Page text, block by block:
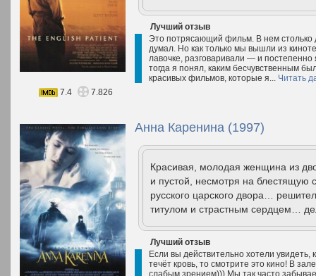
Лучший отзыв
Это потрясающий фильм. В нем столько
думал. Но как только мы вышли из
лавочке, разговаривали — и
тогда я понял, каким бесчувственным
красивых фильмов, которые я... Читать
7.4
7.826
Анна Каренина (1997)
Красивая, молодая женщина из
и пустой, несмотря на
русского царского двора…
титулом и страстным сердцем…
Лучший отзыв
Если вы действительно хотели увидеть,
течёт кровь, то смотрите это кино! В
слабым зрением))) Мы так часто